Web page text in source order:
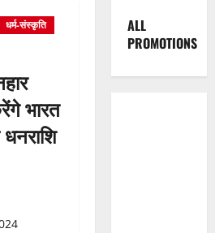
धर्म-संस्कृति
भारत
ALL
PROMOTIONS